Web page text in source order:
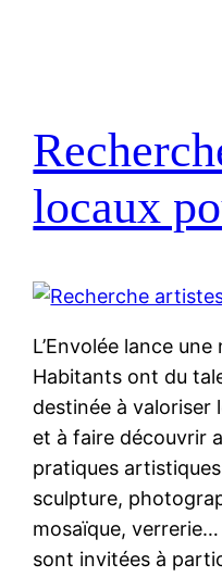
locaux
L’Envolée lance
Habitants ont du
destinée à
et à faire découvrir
pratiques
sculpture,
mosaïque,
sont invitées à